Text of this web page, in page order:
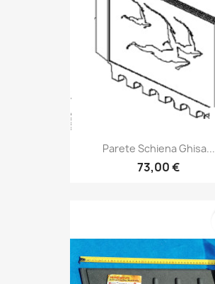
Parete Schiena Ghisa...
73,00 €